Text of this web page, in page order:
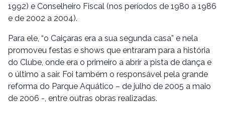
1992) e Conselheiro Fiscal (nos períodos de 1980 a 1986
e de 2002 a 2004).
Para ele, “o Caiçaras era a sua segunda casa” e nela
promoveu festas e shows que entraram para a história
do Clube, onde era o primeiro a abrir a pista de dança e
o último a sair. Foi também o responsável pela grande
reforma do Parque Aquático – de julho de 2005 a maio
de 2006 -, entre outras obras realizadas.